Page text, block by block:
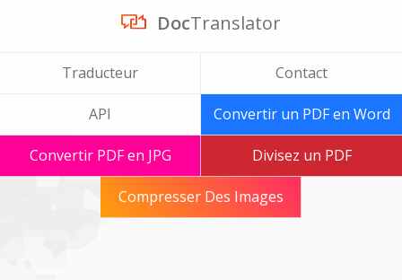
DocTranslator
Traducteur Contact
API Convertir un PDF en Word
Convertir PDF en JPG Divisez un PDF
Compresser Des Images